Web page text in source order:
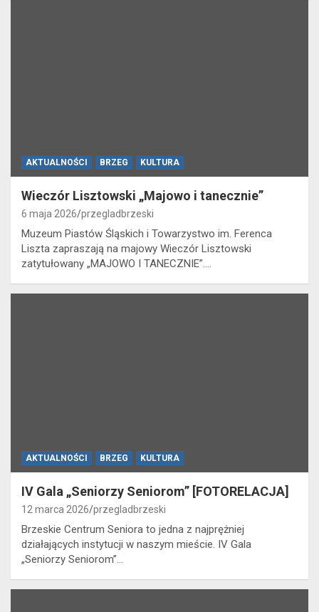
AKTUALNOŚCI BRZEG KULTURA
Wieczór Lisztowski „Majowo i tanecznie”
6 maja 2026 przegladbrzeski
Muzeum Piastów Śląskich i Towarzystwo im. Ferenca
Liszta zapraszają na majowy Wieczór Lisztowski
zatytułowany „MAJOWO I TANECZNIE”.…
AKTUALNOŚCI BRZEG KULTURA
IV Gala „Seniorzy Seniorom” [FOTORELACJA]
12 marca 2026 przegladbrzeski
Brzeskie Centrum Seniora to jedna z najprężniej
działających instytucji w naszym mieście. IV Gala
„Seniorzy Seniorom”…